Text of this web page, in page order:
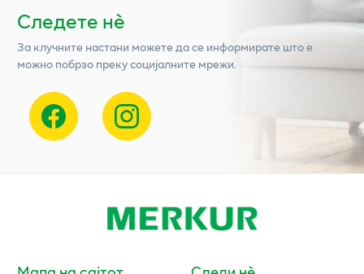
Следете нѐ
За клучните настани можете да се информирате што е
можно побрзо преку социјалните мрежи.